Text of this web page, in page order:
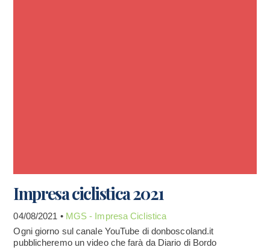
Impresa ciclistica 2021
04/08/2021 • MGS - Impresa Ciclistica
Ogni giorno sul canale YouTube di donboscoland.it
pubblicheremo un video che farà da Diario di Bordo